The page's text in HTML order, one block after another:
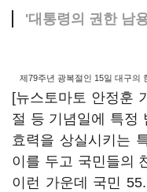
'대통령의 권한 남
제79주년 광복절인 15일 대구의
[뉴스토마토 안정훈
절 등 기념일에 특정
효력을 상실시키는
이를 두고 국민들의
이런 가운데 국민